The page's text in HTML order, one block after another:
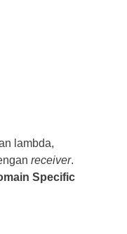
lambda,
receiver.
Specific